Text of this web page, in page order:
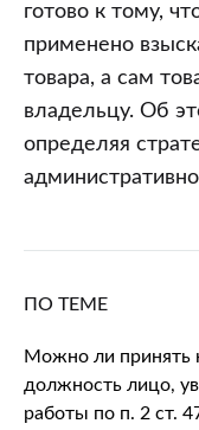
готово к тому,
применено
товара, а сам
владельцу. Об
определяя
ПО ТЕМЕ
Можно ли принять
должность лицо,
работы по п. 2 ст.